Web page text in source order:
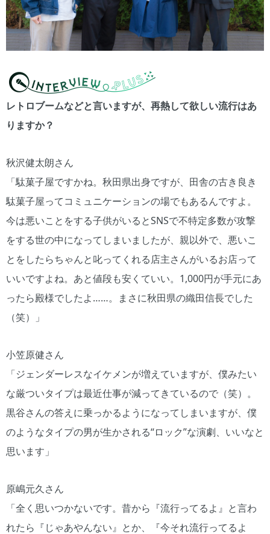
レトロブームなどと言いますが、再熱して欲しい流行はあ
りますか？
秋沢健太朗さん
「駄菓子屋ですかね。秋田県出身ですが、田舎の古き良き
駄菓子屋ってコミュニケーションの場でもあるんですよ。
今は悪いことをする子供がいるとSNSで不特定多数が攻撃
をする世の中になってしまいましたが、親以外で、悪いこ
とをしたらちゃんと叱ってくれる店主さんがいるお店って
いいですよね。あと値段も安くていい。1,000円が手元にあ
ったら殿様でしたよ……。まさに秋田県の織田信長でした
（笑）」
小笠原健さん
「ジェンダーレスなイケメンが増えていますが、僕みたい
な厳ついタイプは最近仕事が減ってきているので（笑）。
黒谷さんの答えに乗っかるようになってしまいますが、僕
のようなタイプの男が生かされる“ロック”な演劇、いいなと
思います」
原嶋元久さん
「全く思いつかないです。昔から『流行ってるよ』と言わ
れたら『じゃあやんない』とか、『今それ流行ってるよ